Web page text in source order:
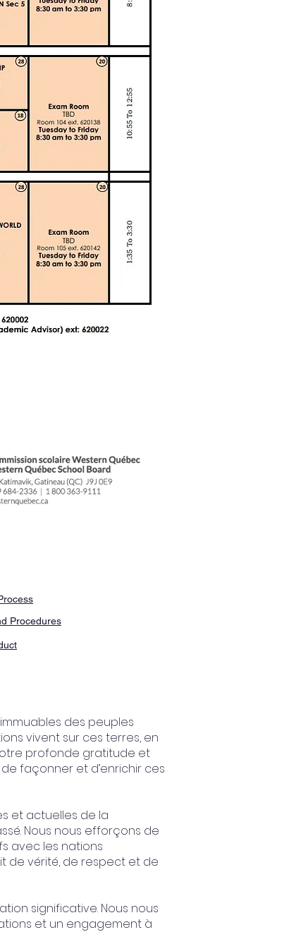
Procedures
des peuples
vivent sur ces terres, en
profonde gratitude et
façonner et d’enrichir ces
et actuelles de la
Nous nous efforçons de
avec les nations
de vérité, de respect et de
significative. Nous nous
et un engagement à